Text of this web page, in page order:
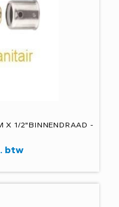
X 1/2"BINNENDRAAD -
btw